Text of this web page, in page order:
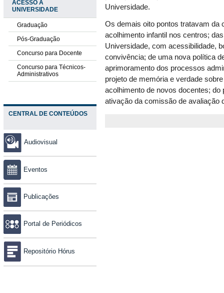
ACESSO À
UNIVERSIDADE
Graduação
Pós-Graduação
Concurso para Docente
Concurso para Técnicos-
Administrativos
CENTRAL DE CONTEÚDOS
Audiovisual
Eventos
Publicações
Portal de Periódicos
Repositório Hórus
Universidade.
Os demais oito pontos tratavam da
acolhimento infantil nos centros;
Universidade, com acessibilidade,
convivência; de uma nova política
aprimoramento dos processos
projeto de memória e verdade
acolhimento de novos docentes; do
ativação da comissão de avaliação